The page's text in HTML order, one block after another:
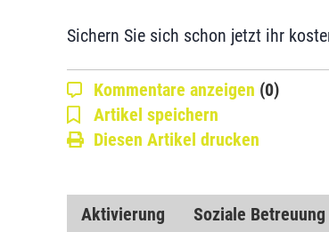
Sichern Sie sich schon jetzt ihr
Kommentare anzeigen (0)
Artikel speichern
Diesen Artikel drucken
Aktivierung Soziale Betreuung